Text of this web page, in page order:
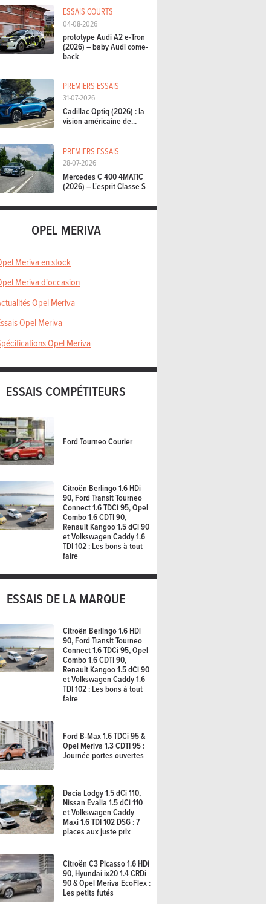
ESSAIS COURTS
04-08-2026
prototype Audi A2 e-Tron
(2026) – baby Audi come-
back
PREMIERS ESSAIS
31-07-2026
Cadillac Optiq (2026) : la
vision américaine de...
PREMIERS ESSAIS
28-07-2026
Mercedes C 400 4MATIC
(2026) – L'esprit Classe S
OPEL MERIVA
Meriva en stock
Meriva d'occasion
Opel Meriva
Opel Meriva
Opel Meriva
ESSAIS COMPÉTITEURS
Ford Tourneo Courier
Citroën Berlingo 1.6 HDi
90, Ford Transit Tourneo
Connect 1.6 TDCi 95, Opel
Combo 1.6 CDTI 90,
Renault Kangoo 1.5 dCi 90
et Volkswagen Caddy 1.6
TDI 102 : Les bons à tout
faire
ESSAIS DE LA MARQUE
Citroën Berlingo 1.6 HDi
90, Ford Transit Tourneo
Connect 1.6 TDCi 95, Opel
Combo 1.6 CDTI 90,
Renault Kangoo 1.5 dCi 90
et Volkswagen Caddy 1.6
TDI 102 : Les bons à tout
faire
Ford B-Max 1.6 TDCi 95 &
Opel Meriva 1.3 CDTI 95 :
Journée portes ouvertes
Dacia Lodgy 1.5 dCi 110,
Nissan Evalia 1.5 dCi 110
et Volkswagen Caddy
Maxi 1.6 TDI 102 DSG : 7
places aux juste prix
Citroën C3 Picasso 1.6 HDi
90, Hyundai ix20 1.4 CRDi
90 & Opel Meriva EcoFlex :
Les petits futés